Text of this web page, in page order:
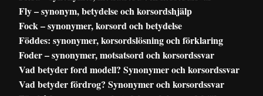
Fly – synonym, betydelse och korsordshjälp
Fock – synonymer, korsord och betydelse
Föddes: synonymer, korsordslösning och förklaring
Foder – synonymer, motsatsord och korsordssvar
Vad betyder ford modell? Synonymer och korsordssvar
Vad betyder fördrog? Synonymer och korsordssvar